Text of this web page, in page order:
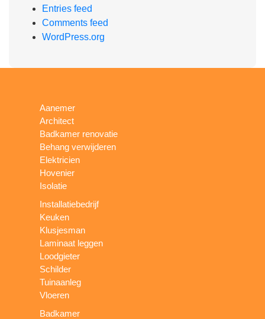
Entries feed
Comments feed
WordPress.org
Aanemer
Architect
Badkamer renovatie
Behang verwijderen
Elektricien
Hovenier
Isolatie
Installatiebedrijf
Keuken
Klusjesman
Laminaat leggen
Loodgieter
Schilder
Tuinaanleg
Vloeren
Badkamer